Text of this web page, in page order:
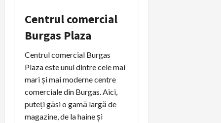
Centrul comercial
Burgas Plaza
Centrul comercial Burgas
Plaza este unul dintre cele mai
mari și mai moderne centre
comerciale din Burgas. Aici,
puteți găsi o gamă largă de
magazine, de la haine și